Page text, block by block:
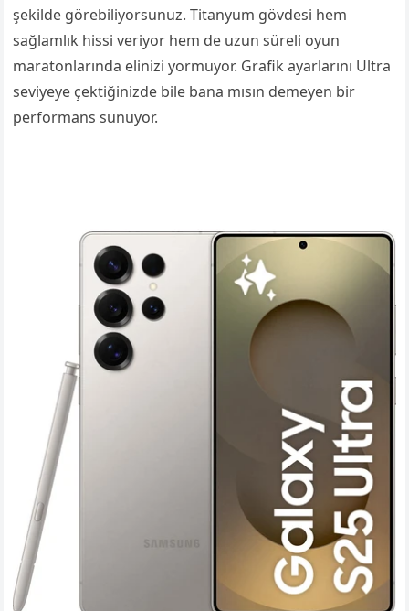
şekilde görebiliyorsunuz. Titanyum gövdesi hem
sağlamlık hissi veriyor hem de uzun süreli oyun
maratonlarında elinizi yormuyor. Grafik ayarlarını Ultra
seviyeye çektiğinizde bile bana mısın demeyen bir
performans sunuyor.